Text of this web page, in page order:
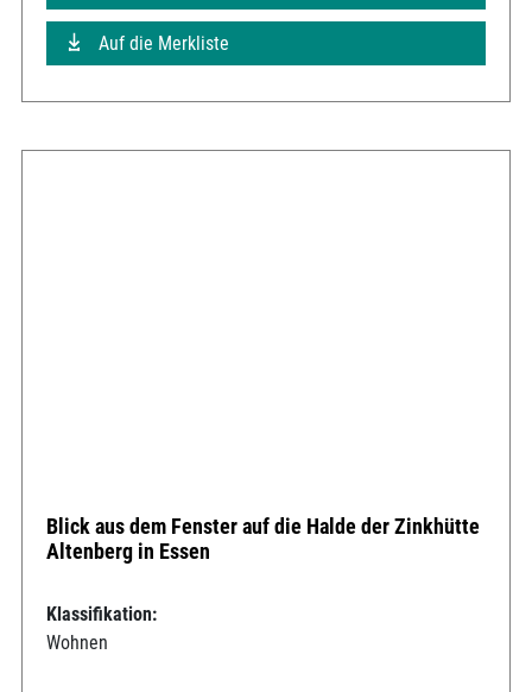
Auf die Merkliste
Blick aus dem Fenster auf die Halde der Zinkhütte
Altenberg in Essen
Klassifikation:
Wohnen